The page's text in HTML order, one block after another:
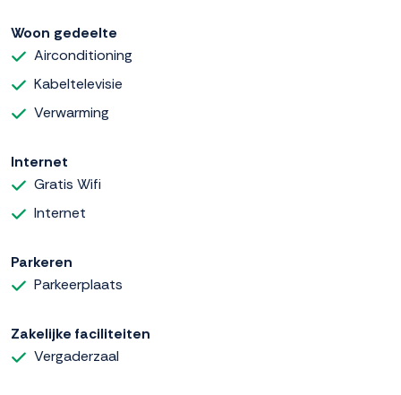
Woon gedeelte
Airconditioning
Kabeltelevisie
Verwarming
Internet
Gratis Wifi
Internet
Parkeren
Parkeerplaats
Zakelijke faciliteiten
Vergaderzaal